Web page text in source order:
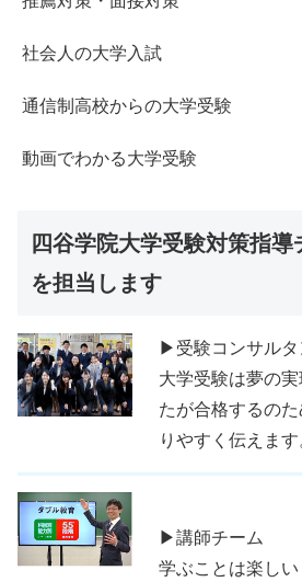
社会人の大学入試
通信制高校からの大学受験
動画でわかる大学受験
四谷学院大学受験対策指導
を担当します
▶受験コンサルタ
大学受験は夢の
たが合格するの
りやすく伝えます
▶講師チーム
学ぶことは楽し